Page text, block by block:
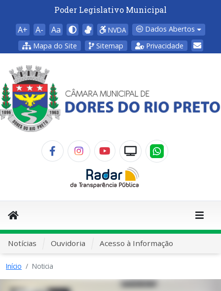
Poder Legislativo Municipal
A+ A- Aa NVDA
Dados Abertos
Mapa do Site
Sitemap Privacidade
Notícias Ouvidoria Acesso à Informação
Início Noticia